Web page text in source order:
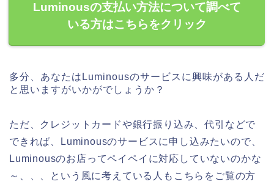
Luminousの支払い方法について調べて
いる方はこちらをクリック
多分、あなたはLuminousのサービスに興味がある人だ
と思いますがいかがでしょうか？
ただ、クレジットカードや銀行振り込み、代引などで
できれば、Luminousのサービスに申し込みたいので、
Luminousのお店ってペイペイに対応していないのかな
～、、、という風に考えている人もこちらをご覧の方